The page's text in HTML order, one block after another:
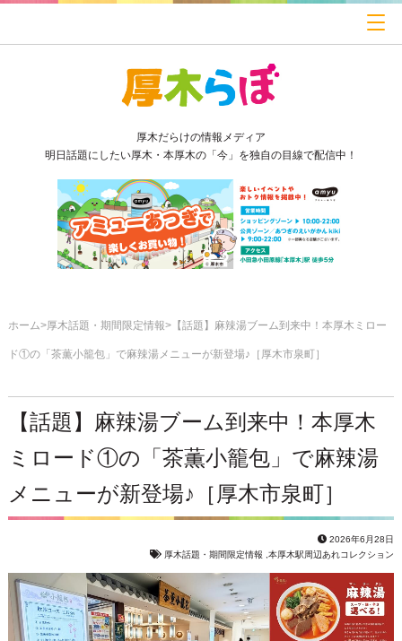
厚木だらけの情報メディア
明日話題にしたい厚木・本厚木の「今」を独自の目線で配信中！
ホーム 厚木話題・期間限定情報 【話題】麻辣湯ブーム到来中！本厚木ミロー
ド①の「茶薫小籠包」で麻辣湯メニューが新登場♪［厚木市泉町］
【話題】麻辣湯ブーム到来中！本厚木
ミロード①の「茶薫小籠包」で麻辣湯
メニューが新登場♪［厚木市泉町］
2026年6月28日
厚木話題・期間限定情報 ,本厚木駅周辺あれコレクション